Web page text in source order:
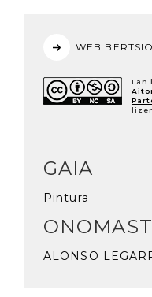
WEB
Lan
GAIA
Pintura
ALONSO